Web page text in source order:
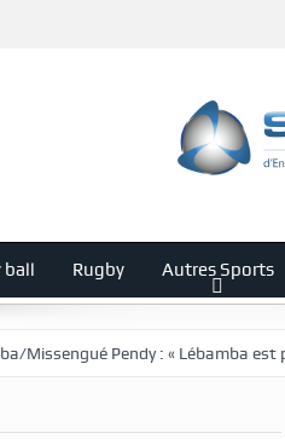
ball Rugby Autres Sports
Pendy : « Lébamba est prêt à